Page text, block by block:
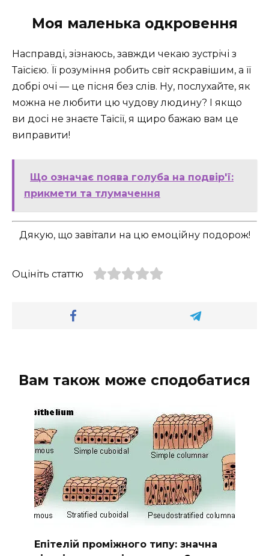
Моя маленька одкровення
Насправді, зізнаюсь, завжди чекаю зустрічі з
Таїсією. Її розуміння робить світ яскравішим, а її
добрі очі — це пісня без слів. Ну, послухайте, як
можна не любити цю чудову людину? І якщо
ви досі не знаєте Таїсії, я щиро бажаю вам це
виправити!
Що означає поява голуба на подвір'ї:
прикмети та тлумачення
Дякую, що завітали на цю емоційну подорож!
Оцініть статтю
Вам також може сподобатися
Епітелій проміжного типу: значна